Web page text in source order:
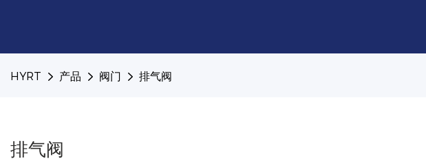
HYRT 产品 阀门 排气阀
排气阀